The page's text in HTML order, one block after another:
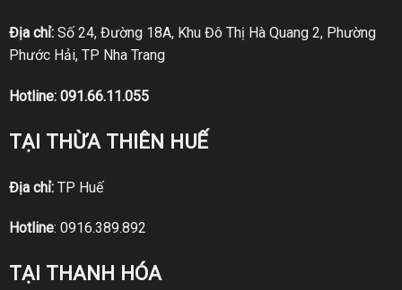
Địa chỉ:Số 24, Đường 18A, Khu Đô Thị Hà Quang 2, Phường
Phước Hải, TP Nha Trang
Hotline: 091.66.11.055
TẠI THỪA THIÊN HUẾ
Địa chỉ:TP Huế
Hotline: 0916.389.892
TẠI THANH HÓA